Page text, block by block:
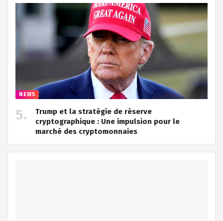
NEWS
Trump et la stratégie de réserve
cryptographique : Une impulsion pour le
marché des cryptomonnaies